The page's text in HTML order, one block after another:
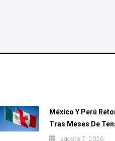
México Y Perú
Tras Meses De
agosto 7, 2026